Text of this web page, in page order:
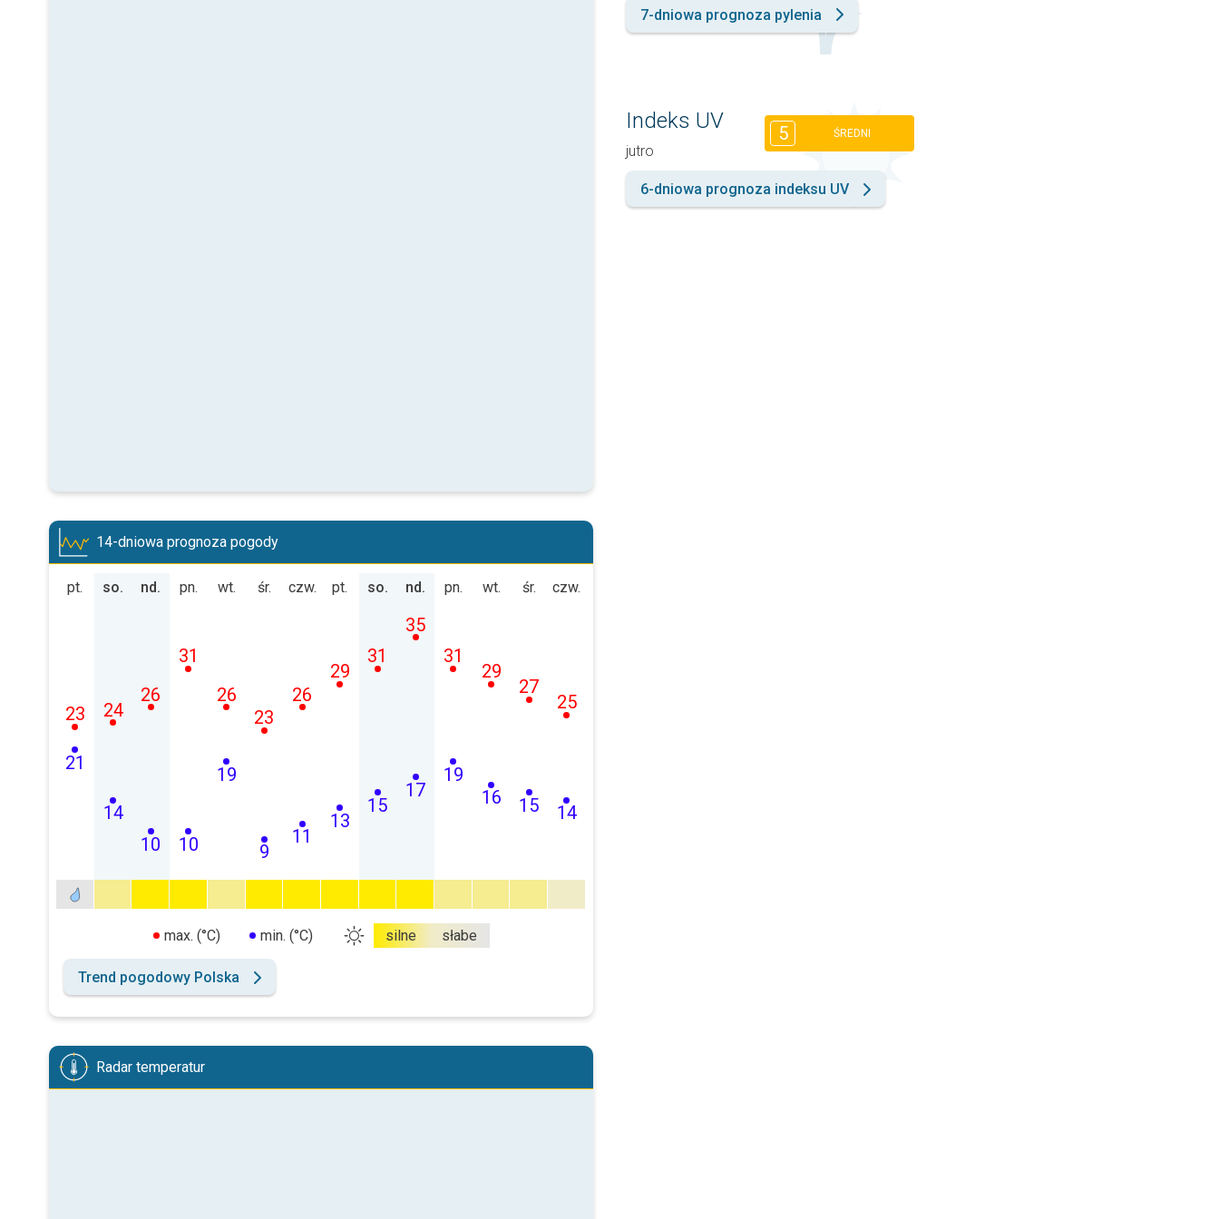
14-dniowa prognoza pogody
pt.
21
23
so.
14
24
nd.
10
26
pn.
10
31
wt.
19
26
śr.
9
23
czw.
11
26
pt.
13
29
so.
15
31
nd.
17
35
pn.
19
31
wt.
16
29
śr.
15
27
czw.
14
25
max. (°C) min. (°C) silne słabe
Trend pogodowy Polska
Radar temperatur
7-dniowa prognoza pylenia
Indeks UV
jutro
5 ŚREDNI
6-dniowa prognoza indeksu UV